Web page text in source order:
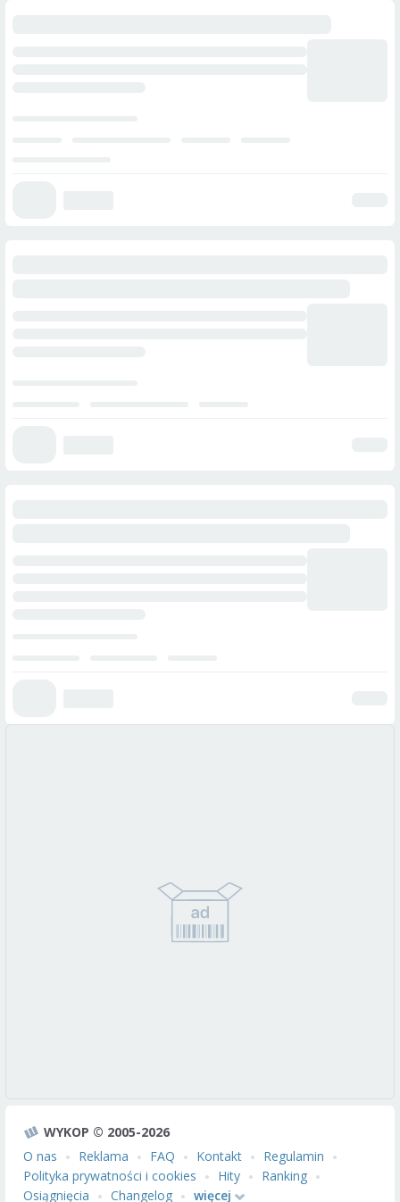
WYKOP © 2005-2026
O nas
Reklama FAQ Kontakt
Regulamin
Polityka prywatności i cookies
Hity
Ranking
Osiągnięcia
Changelog więcej